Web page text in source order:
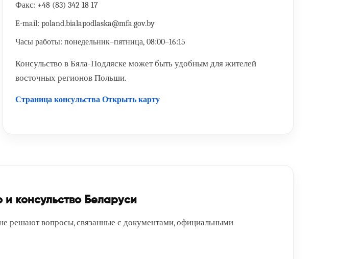
Факс: +48 (83) 342 18 17
E-mail: poland.bialapodlaska@mfa.gov.by
Часы работы: понедельник–пятница, 08:00–16:15
Консульство в Бяла-Подляске может быть удобным для жителей
восточных регионов Польши.
Страница консульства Открыть карту
консульство Беларуси
решают вопросы, связанные с документами, официальными